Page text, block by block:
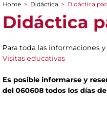
You are here
Home > Didáctica > Didáctica
Didáctica
Para toda las informaciones
Visitas educativas
Es posible informarse y
del 060608 todos los días